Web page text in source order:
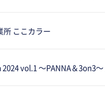
所 ここカラー
2024 vol.1 ～PANNA＆3on3